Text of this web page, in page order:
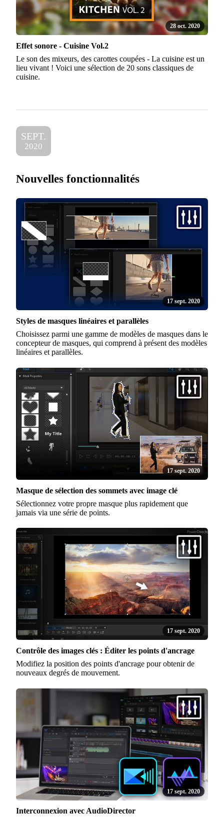
28 oct. 2020
Effet sonore - Cuisine Vol.2
Le son des mixeurs, des carottes coupées - La cuisine est un
lieu vivant ! Voici une sélection de 20 sons classiques de
cuisine.
SEPT.
2020
Nouvelles fonctionnalités
17 sept. 2020
Styles de masques linéaires et parallèles
Choisissez parmi une gamme de modèles de masques dans le
concepteur de masques, qui comprend à présent des modèles
linéaires et parallèles.
17 sept. 2020
Masque de sélection des sommets avec image clé
Sélectionnez votre propre masque plus rapidement que
jamais via une série de points.
17 sept. 2020
Contrôle des images clés : Éditer les points d'ancrage
Modifiez la position des points d'ancrage pour obtenir de
nouveaux degrés de mouvement.
17 sept. 2020
Interconnexion avec AudioDirector